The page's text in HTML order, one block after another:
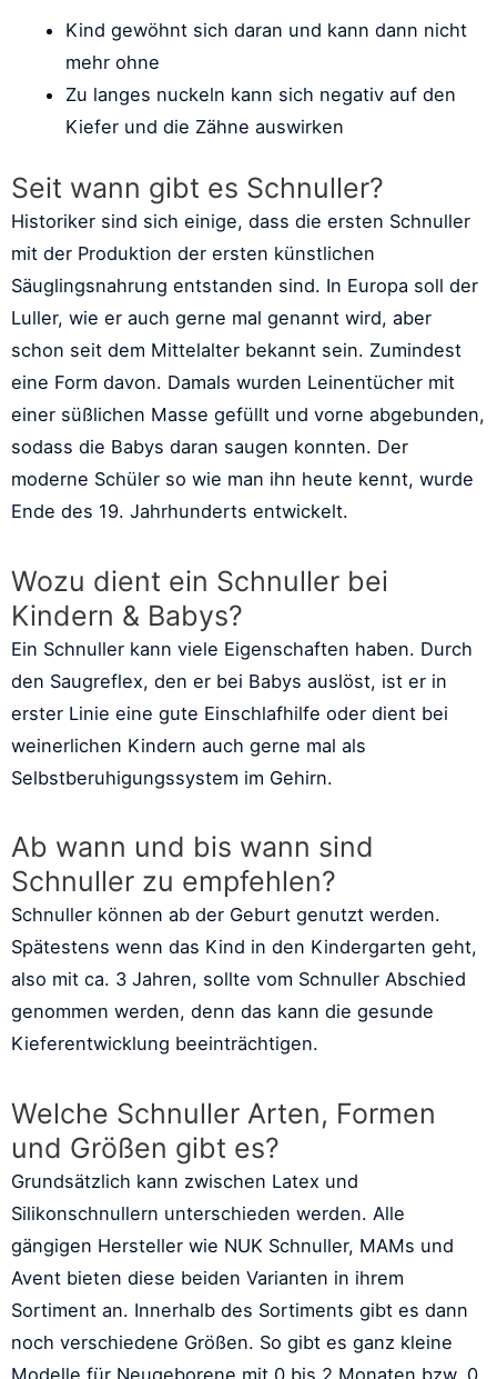
Kind gewöhnt sich daran und kann dann nicht
mehr ohne
Zu langes nuckeln kann sich negativ auf den
Kiefer und die Zähne auswirken
Seit wann gibt es Schnuller?
Historiker sind sich einige, dass die ersten Schnuller
mit der Produktion der ersten künstlichen
Säuglingsnahrung entstanden sind. In Europa soll der
Luller, wie er auch gerne mal genannt wird, aber
schon seit dem Mittelalter bekannt sein. Zumindest
eine Form davon. Damals wurden Leinentücher mit
einer süßlichen Masse gefüllt und vorne abgebunden,
sodass die Babys daran saugen konnten. Der
moderne Schüler so wie man ihn heute kennt, wurde
Ende des 19. Jahrhunderts entwickelt.
Wozu dient ein Schnuller bei
Kindern & Babys?
Ein Schnuller kann viele Eigenschaften haben. Durch
den Saugreflex, den er bei Babys auslöst, ist er in
erster Linie eine gute Einschlafhilfe oder dient bei
weinerlichen Kindern auch gerne mal als
Selbstberuhigungssystem im Gehirn.
Ab wann und bis wann sind
Schnuller zu empfehlen?
Schnuller können ab der Geburt genutzt werden.
Spätestens wenn das Kind in den Kindergarten geht,
also mit ca. 3 Jahren, sollte vom Schnuller Abschied
genommen werden, denn das kann die gesunde
Kieferentwicklung beeinträchtigen.
Welche Schnuller Arten, Formen
und Größen gibt es?
Grundsätzlich kann zwischen Latex und
Silikonschnullern unterschieden werden. Alle
gängigen Hersteller wie NUK Schnuller, MAMs und
Avent bieten diese beiden Varianten in ihrem
Sortiment an. Innerhalb des Sortiments gibt es dann
noch verschiedene Größen. So gibt es ganz kleine